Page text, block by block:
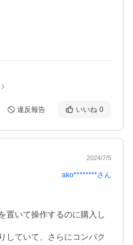
違反報告 いいね 0
2024/7/5
ako********さん
置いて操作するのに購入し
していて、さらにコンパク